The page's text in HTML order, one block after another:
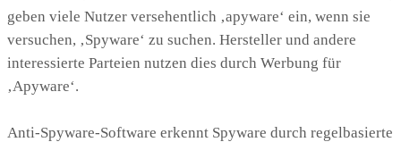
geben viele Nutzer versehentlich ‚apyware‘ ein, wenn sie
versuchen, ‚Spyware‘ zu suchen. Hersteller und andere
interessierte Parteien nutzen dies durch Werbung für
‚Apyware‘.
Anti-Spyware-Software erkennt Spyware durch regelbasierte